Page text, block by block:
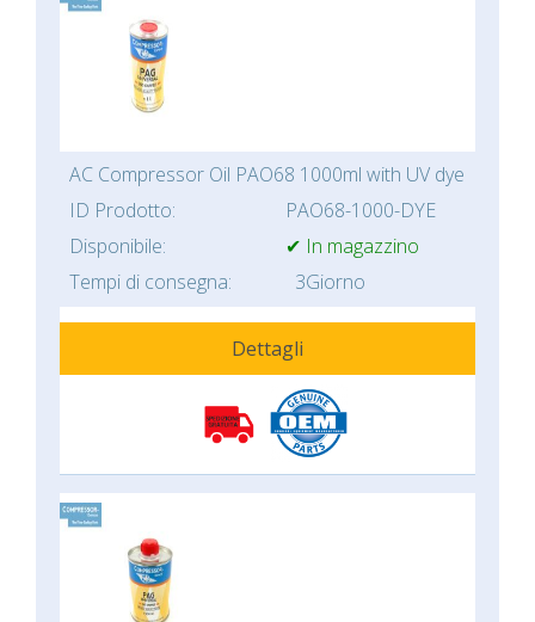
AC Compressor Oil PAO68 1000ml with UV dye
ID Prodotto:
PAO68-1000-DYE
Disponibile:
✔ In magazzino
Tempi di consegna:
3Giorno
Dettagli